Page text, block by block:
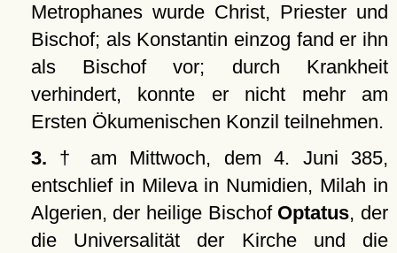
Metrophanes wurde Christ, Priester und
Bischof; als Konstantin einzog fand er ihn
als Bischof vor; durch Krankheit
verhindert, konnte er nicht mehr am
Ersten Ökumenischen Konzil teilnehmen.
3. † am Mittwoch, dem 4. Juni 385,
entschlief in Mileva in Numidien, Milah in
Algerien, der heilige Bischof Optatus, der
die Universalität der Kirche und die